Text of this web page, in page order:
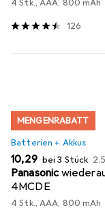
4 Stk., AAA, 800 mAh
126
MENGENRABATT
Batterien + Akkus
EUR
10,29 bei 3 Stück
Panasonic
4MCDE
4 Stk., AAA, 800 mAh